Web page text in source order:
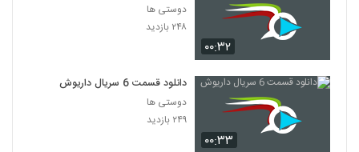
۰۰:۳۲
دوستی ها
۲۴۸ بازدید
۰۰:۳۳
دانلود قسمت 6 سریال داریوش
دوستی ها
۲۴۹ بازدید